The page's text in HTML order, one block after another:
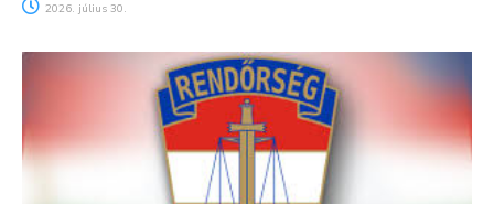
2026. július 30.